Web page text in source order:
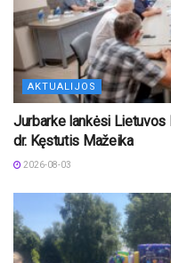
AKTUALIJOS
Jurbarke lankėsi
dr. Kęstutis Mažeika
2026-08-03